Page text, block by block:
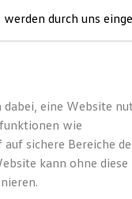
Leasing
sich.
durch uns
eine Website
wie
sichere Bereiche
kann ohne diese